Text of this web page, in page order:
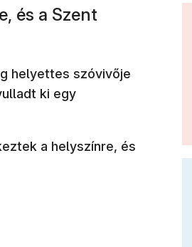
és a Szent
helyettes szóvivője
ki egy
a helyszínre, és